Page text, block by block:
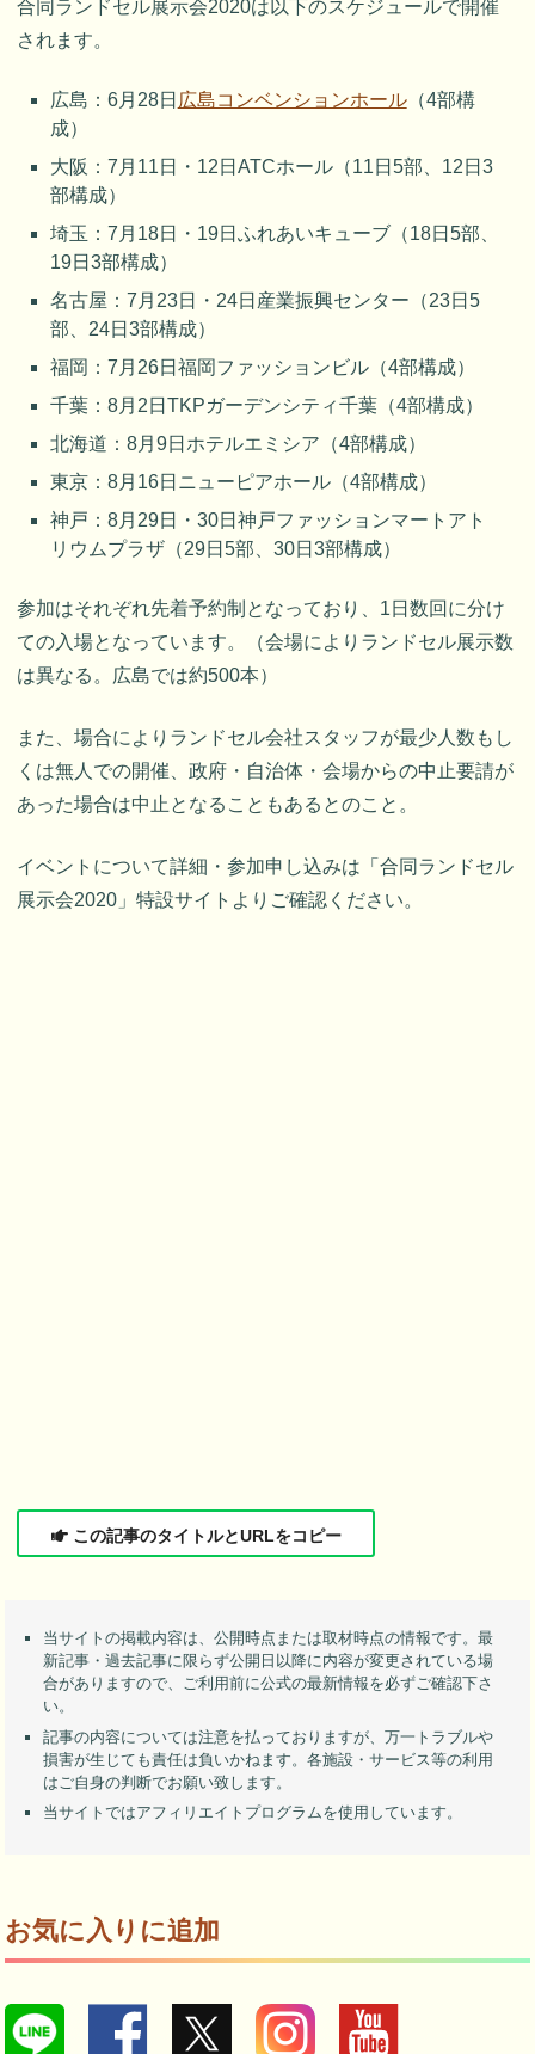
合同ランドセル展示会2020は以下のスケジュールで開催
されます。
広島：6月28日 広島コンベンションホール（4部構
成）
大阪：7月11日・12日ATCホール（11日5部、12日3
部構成）
埼玉：7月18日・19日ふれあいキューブ（18日5部、
19日3部構成）
名古屋：7月23日・24日産業振興センター（23日5
部、24日3部構成）
福岡：7月26日福岡ファッションビル（4部構成）
千葉：8月2日TKPガーデンシティ千葉（4部構成）
北海道：8月9日ホテルエミシア（4部構成）
東京：8月16日ニューピアホール（4部構成）
神戸：8月29日・30日神戸ファッションマートアト
リウムプラザ（29日5部、30日3部構成）
参加はそれぞれ先着予約制となっており、1日数回に分け
ての入場となっています。（会場によりランドセル展示数
は異なる。広島では約500本）
また、場合によりランドセル会社スタッフが最少人数もし
くは無人での開催、政府・自治体・会場からの中止要請が
あった場合は中止となることもあるとのこと。
イベントについて詳細・参加申し込みは「合同ランドセル
展示会2020」特設サイトよりご確認ください。
この記事のタイトルとURLをコピー
当サイトの掲載内容は、公開時点または取材時点の情報です。最
新記事・過去記事に限らず公開日以降に内容が変更されている場
合がありますので、ご利用前に公式の最新情報を必ずご確認下さ
い。
記事の内容については注意を払っておりますが、万一トラブルや
損害が生じても責任は負いかねます。各施設・サービス等の利用
はご自身の判断でお願い致します。
当サイトではアフィリエイトプログラムを使用しています。
お気に入りに追加